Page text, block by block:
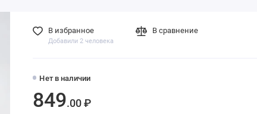
Нет в наличии
849.00 ₽
В избранное
Добавили 2 человека
В сравнение